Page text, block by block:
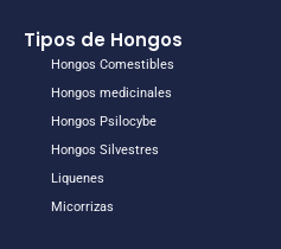
Tipos de Hongos
Hongos Comestibles
Hongos medicinales​
Hongos Psilocybe
Hongos Silvestres​
Liquenes
Micorrizas